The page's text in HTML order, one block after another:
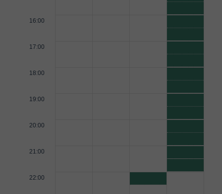
16:00
17:00
18:00
19:00
20:00
21:00
22:00